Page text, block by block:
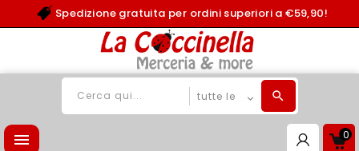
Spedizione gratuita per ordini superiori a €59,90!
 0